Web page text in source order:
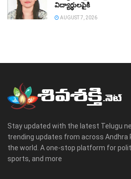
విద్యార్థులపైకి
AUGUST 7, 2026
Stay updated with the latest Telugu
trending updates from across Andhra
the world. A one-stop platform for
sports, and more